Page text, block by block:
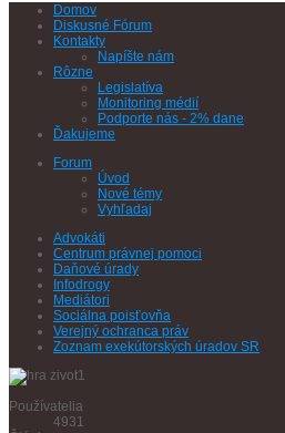
Domov
Diskusné Fórum
Kontakty
Napíšte nám
Rôzne
Legislatíva
Monitoring médií
Podporte nás - 2% dane
Ďakujeme
Forum
Úvod
Nové témy
Vyhľadaj
Advokáti
Centrum právnej pomoci
Daňové úrady
Infodrogy
Mediátori
Sociálna poisťovňa
Verejný ochranca práv
Zoznam exekútorských úradov SR
Používatelia
4931